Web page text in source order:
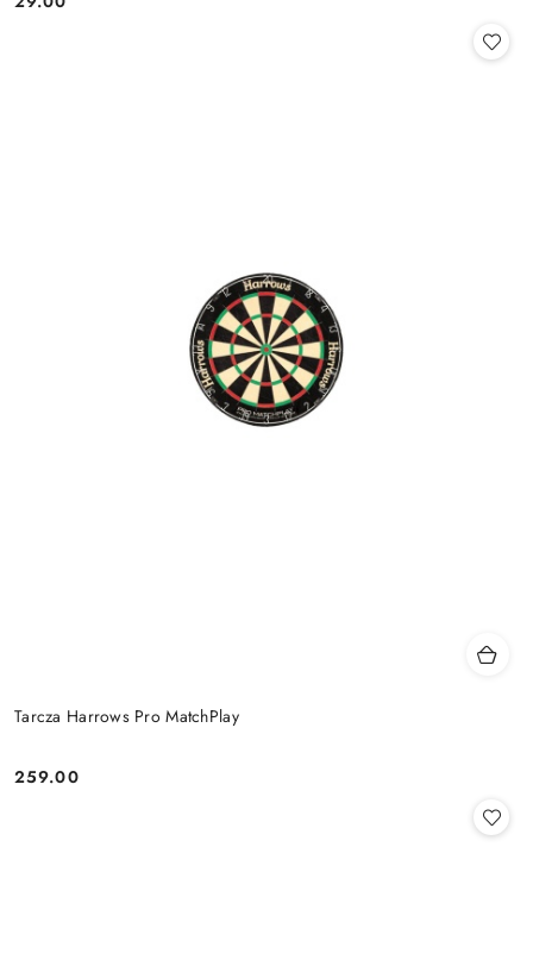
Cena:
Tarcza Harrows Pro MatchPlay
Cena:
259.00